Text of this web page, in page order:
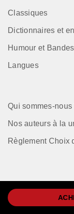
Classiques
Dictionnaires et
Humour et
Langues
Qui sommes-nous
Nos auteurs à la
Règlement Choix
Mentions Légales
CGU